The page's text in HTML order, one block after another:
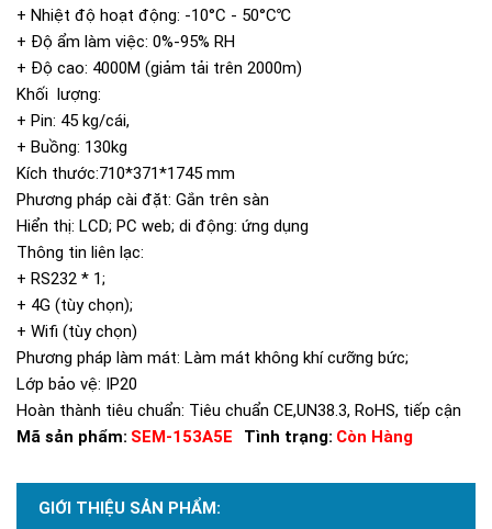
+ Nhiệt độ hoạt động: -10°C - 50°C℃
+ Độ ẩm làm việc: 0%-95% RH
+ Độ cao: 4000M (giảm tải trên 2000m)
Khối lượng:
+ Pin: 45 kg/cái,
+ Buồng: 130kg
Kích thước:710*371*1745 mm
Phương pháp cài đặt: Gắn trên sàn
Hiển thị: LCD; PC web; di động: ứng dụng
Thông tin liên lạc:
+ RS232 * 1;
+ 4G (tùy chọn);
+ Wifi (tùy chọn)
Phương pháp làm mát: Làm mát không khí cưỡng bức;
Lớp bảo vệ: IP20
Hoàn thành tiêu chuẩn: Tiêu chuẩn CE,UN38.3, RoHS, tiếp cận
Mã sản phẩm: SEM-153A5E Tình trạng: Còn Hàng
GIỚI THIỆU SẢN PHẨM: